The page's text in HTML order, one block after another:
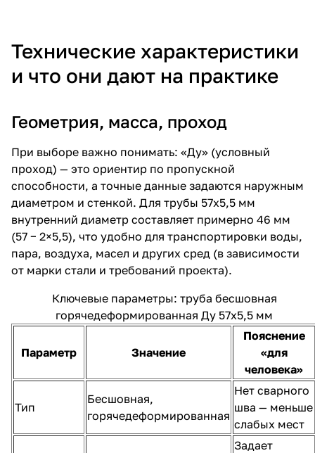
Технические характеристики
и что они дают на практике
Геометрия, масса, проход
При выборе важно понимать: «Ду» (условный
проход) — это ориентир по пропускной
способности, а точные данные задаются наружным
диаметром и стенкой. Для трубы 57х5,5 мм
внутренний диаметр составляет примерно 46 мм
(57 − 2×5,5), что удобно для транспортировки воды,
пара, воздуха, масел и других сред (в зависимости
от марки стали и требований проекта).
Ключевые параметры: труба бесшовная
горячедеформированная Ду 57х5,5 мм
Параметр Значение
Пояснение
«для
человека»
Тип
Бесшовная,
горячедеформированная
Нет сварного
шва — меньше
слабых мест
Задает